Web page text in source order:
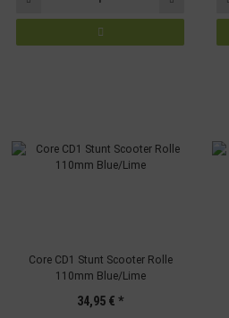
Core CD1 Stunt Scooter Rolle
110mm Blue/Lime
34,95 € *